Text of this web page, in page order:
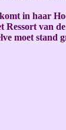
in haar
Ressort van
moet stand